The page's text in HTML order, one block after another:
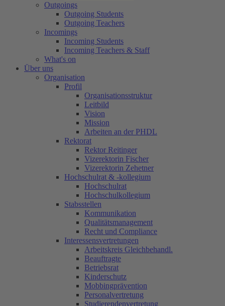
Outgoings
Outgoing Students
Outgoing Teachers
Incomings
Incoming Students
Incoming Teachers & Staff
What's on
Über uns
Organisation
Profil
Organisationsstruktur
Leitbild
Vision
Mission
Arbeiten an der PHDL
Rektorat
Rektor Reitinger
Vizerektorin Fischer
Vizerektorin Zehetner
Hochschulrat & -kollegium
Hochschulrat
Hochschulkollegium
Stabsstellen
Kommunikation
Qualitätsmanagement
Recht und Compliance
Interessensvertretungen
Arbeitskreis Gleichbehandl.
Beauftragte
Betriebsrat
Kinderschutz
Mobbingprävention
Personalvertretung
Studierendenvertretung